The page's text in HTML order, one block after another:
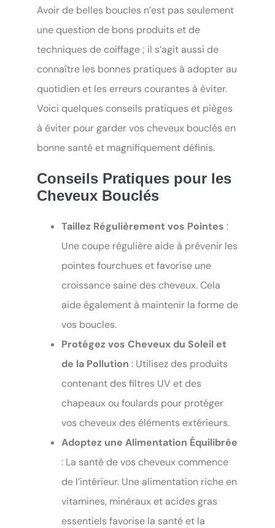
Avoir de belles boucles n’est pas seulement
une question de bons produits et de
techniques de coiffage ; il s’agit aussi de
connaître les bonnes pratiques à adopter au
quotidien et les erreurs courantes à éviter.
Voici quelques conseils pratiques et pièges
à éviter pour garder vos cheveux bouclés en
bonne santé et magnifiquement définis.
Conseils Pratiques pour les
Cheveux Bouclés
Taillez Régulièrement vos Pointes :
Une coupe régulière aide à prévenir les
pointes fourchues et favorise une
croissance saine des cheveux. Cela
aide également à maintenir la forme de
vos boucles.
Protégez vos Cheveux du Soleil et
de la Pollution : Utilisez des produits
contenant des filtres UV et des
chapeaux ou foulards pour protéger
vos cheveux des éléments extérieurs.
Adoptez une Alimentation Équilibrée
: La santé de vos cheveux commence
de l’intérieur. Une alimentation riche en
vitamines, minéraux et acides gras
essentiels favorise la santé et la